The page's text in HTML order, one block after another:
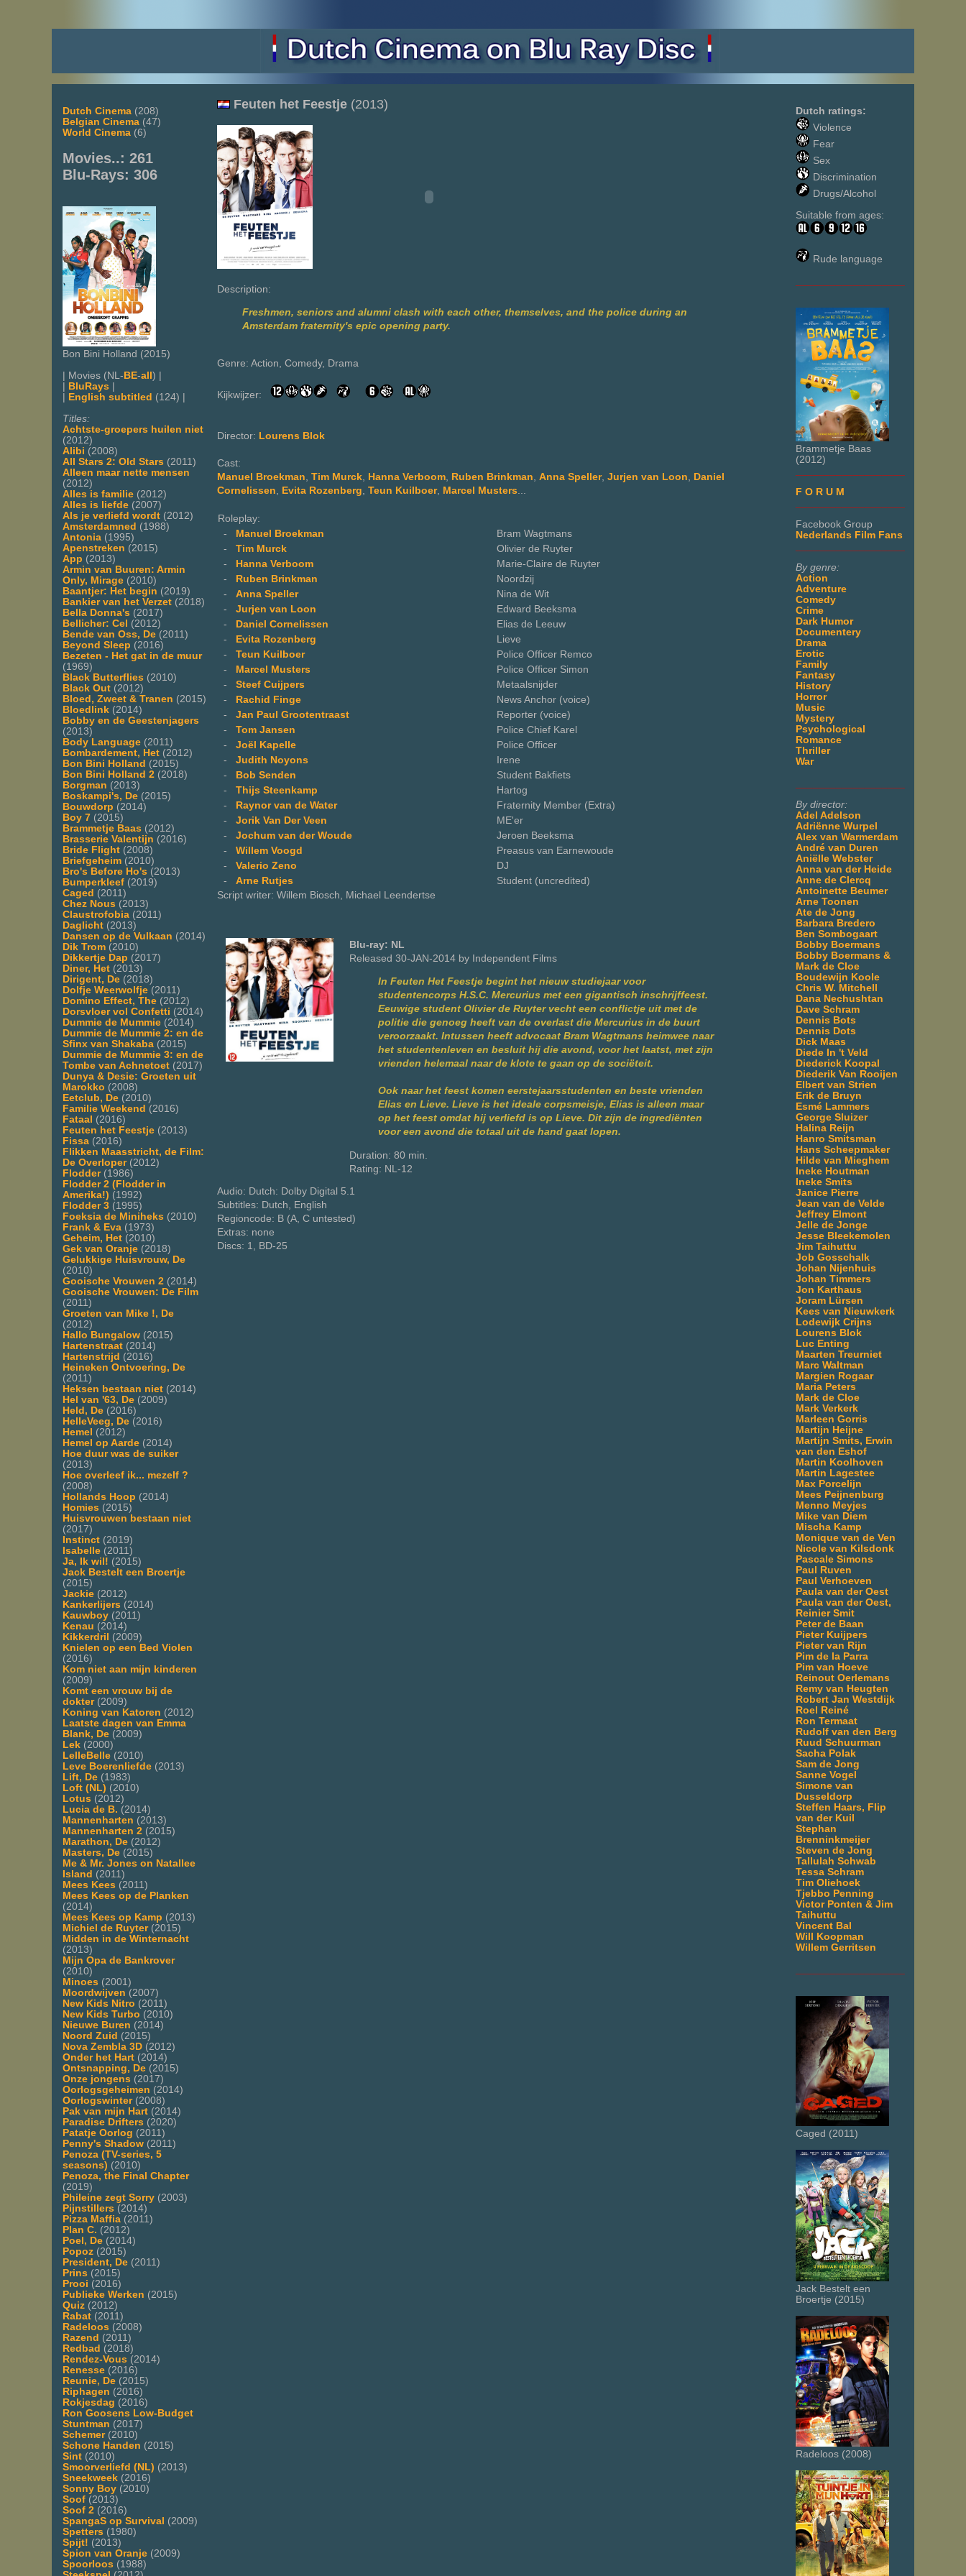
Dutch Cinema (208)
Belgian Cinema (47)
World Cinema (6)
Movies..: 261
Blu-Rays: 306
Bon Bini Holland (2015)
| Movies (NL- BE-all ) |
BluRays
English subtitled (124) |
Titles:
Achtste-groepers huilen niet
(2012)
Alibi (2008)
All Stars 2: Old Stars (2011)
Alleen maar nette mensen
(2012)
Alles is familie (2012)
Alles is liefde (2007)
Als je verliefd wordt (2012)
Amsterdamned (1988)
Antonia (1995)
Apenstreken (2015)
App (2013)
Armin van Buuren: Armin
Only, Mirage (2010)
Baantjer: Het begin (2019)
Bankier van het Verzet (2018)
Bella Donna's (2017)
Bellicher: Cel (2012)
Bende van Oss, De (2011)
Beyond Sleep (2016)
Bezeten - Het gat in de muur
(1969)
Black Butterflies (2010)
Black Out (2012)
Bloed, Zweet & Tranen (2015)
Bloedlink (2014)
Bobby en de Geestenjagers
(2013)
Body Language (2011)
Bombardement, Het (2012)
Bon Bini Holland (2015)
Bon Bini Holland 2 (2018)
Borgman (2013)
Boskampi's, De (2015)
Bouwdorp (2014)
Boy 7 (2015)
Brammetje Baas (2012)
Brasserie Valentijn (2016)
Bride Flight (2008)
Briefgeheim (2010)
Bro's Before Ho's (2013)
Bumperkleef (2019)
Caged (2011)
Chez Nous (2013)
Claustrofobia (2011)
Daglicht (2013)
Dansen op de Vulkaan (2014)
Dik Trom (2010)
Dikkertje Dap (2017)
Diner, Het (2013)
Dirigent, De (2018)
Dolfje Weerwolfje (2011)
Domino Effect, The (2012)
Dorsvloer vol Confetti (2014)
Dummie de Mummie (2014)
Dummie de Mummie 2: en de
Sfinx van Shakaba (2015)
Dummie de Mummie 3: en de
Tombe van Achnetoet (2017)
Dunya & Desie: Groeten uit
Marokko (2008)
Eetclub, De (2010)
Familie Weekend (2016)
Fataal (2016)
Feuten het Feestje (2013)
Fissa (2016)
Flikken Maasstricht, de Film:
De Overloper(2012)
Flodder(1986)
Flodder 2 (Flodder in
Amerika!) (1992)
Flodder 3 (1995)
Foeksia de Miniheks (2010)
Frank & Eva (1973)
Geheim, Het (2010)
Gek van Oranje (2018)
Gelukkige Huisvrouw, De
(2010)
Gooische Vrouwen 2 (2014)
Gooische Vrouwen: De Film
(2011)
Groeten van Mike !, De
(2012)
Hallo Bungalow (2015)
Hartenstraat (2014)
Hartenstrijd (2016)
Heineken Ontvoering, De
(2011)
Heksen bestaan niet (2014)
Hel van '63, De (2009)
Held, De (2016)
HelleVeeg, De (2016)
Hemel (2012)
Hemel op Aarde (2014)
Hoe duur was de suiker
(2013)
Hoe overleef ik... mezelf ?
(2008)
Hollands Hoop (2014)
Homies (2015)
Huisvrouwen bestaan niet
(2017)
Instinct (2019)
Isabelle (2011)
Ja, Ik wil! (2015)
Jack Bestelt een Broertje
(2015)
Jackie (2012)
Kankerlijers (2014)
Kauwboy (2011)
Kenau (2014)
Kikkerdril
(2009)
Knielen op een Bed Violen
(2016)
Kom niet aan mijn kinderen
(2009)
Komt een vrouw bij de
dokter(2009)
Koning van Katoren (2012)
Laatste dagen van Emma
Blank, De (2009)
Lek (2000)
LelleBelle (2010)
Leve Boerenliefde (2013)
Lift, De (1983)
Loft (NL) (2010)
Lotus (2012)
Lucia de B. (2014)
Mannenharten (2013)
Mannenharten 2 (2015)
Marathon, De (2012)
Masters, De (2015)
Me & Mr. Jones on Natallee
Island (2011)
Mees Kees (2011)
Mees Kees op de Planken
(2014)
Mees Kees op Kamp (2013)
Michiel de Ruyter(2015)
Midden in de Winternacht
(2013)
Mijn Opa de Bankrover
(2010)
Minoes (2001)
Moordwijven (2007)
New Kids Nitro (2011)
New Kids Turbo (2010)
Nieuwe Buren (2014)
Noord Zuid (2015)
Nova Zembla 3D (2012)
Onder het Hart (2014)
Ontsnapping, De (2015)
Onze jongens (2017)
Oorlogsgeheimen (2014)
Oorlogswinter(2008)
Pak van mijn Hart (2014)
Paradise Drifters (2020)
Patatje Oorlog (2011)
Penny's Shadow (2011)
Penoza (TV-series, 5
seasons) (2010)
Penoza, the Final Chapter
(2019)
Phileine zegt Sorry (2003)
Pijnstillers (2014)
Pizza Maffia (2011)
Plan C. (2012)
Poel, De (2014)
Popoz (2015)
President, De (2011)
Prins (2015)
Prooi (2016)
Publieke Werken (2015)
Quiz (2012)
Rabat (2011)
Radeloos (2008)
Razend (2011)
Redbad (2018)
Rendez-Vous (2014)
Renesse (2016)
Reunie, De (2015)
Riphagen (2016)
Rokjesdag (2016)
Ron Goosens Low-Budget
Stuntman (2017)
Schemer(2010)
Schone Handen (2015)
Sint (2010)
Smoorverliefd (NL) (2013)
Sneekweek (2016)
Sonny Boy (2010)
Soof (2013)
Soof 2 (2016)
SpangaS op Survival (2009)
Spetters (1980)
Spijt! (2013)
Spion van Oranje (2009)
Spoorloos (1988)
Dutch ratings:
Violence
Fear
Sex
Discrimination
Drugs/Alcohol
Suitable from ages:
Rude language
Brammetje Baas
(2012)
F O R U M
Facebook Group
Nederlands Film Fans
By genre:
Action
Adventure
Comedy
Crime
Dark Humor
Documentery
Drama
Erotic
Family
Fantasy
History
Horror
Music
Mystery
Psychological
Romance
Thriller
War
By director:
Adel Adelson
Adriënne Wurpel
Alex van Warmerdam
André van Duren
Aniëlle Webster
Anna van der Heide
Anne de Clercq
Antoinette Beumer
Arne Toonen
Ate de Jong
Barbara Bredero
Ben Sombogaart
Bobby Boermans
Bobby Boermans &
Mark de Cloe
Boudewijn Koole
Chris W. Mitchell
Dana Nechushtan
Dave Schram
Dennis Bots
Dennis Dots
Dick Maas
Diede In 't Veld
Diederick Koopal
Diederik Van Rooijen
Elbert van Strien
Erik de Bruyn
Esmé Lammers
George Sluizer
Halina Reijn
Hanro Smitsman
Hans Scheepmaker
Hilde van Mieghem
Ineke Houtman
Ineke Smits
Janice Pierre
Jean van de Velde
Jeffrey Elmont
Jelle de Jonge
Jesse Bleekemolen
Jim Taihuttu
Job Gosschalk
Johan Nijenhuis
Johan Timmers
Jon Karthaus
Joram Lürsen
Kees van Nieuwkerk
Lodewijk Crijns
Lourens Blok
Luc Enting
Maarten Treurniet
Marc Waltman
Margien Rogaar
Maria Peters
Mark de Cloe
Mark Verkerk
Marleen Gorris
Martijn Heijne
Martijn Smits, Erwin
van den Eshof
Martin Koolhoven
Martin Lagestee
Max Porcelijn
Mees Peijnenburg
Menno Meyjes
Mike van Diem
Mischa Kamp
Monique van de Ven
Nicole van Kilsdonk
Pascale Simons
Paul Ruven
Paul Verhoeven
Paula van der Oest
Paula van der Oest,
Reinier Smit
Peter de Baan
Pieter Kuijpers
Pieter van Rijn
Pim de la Parra
Pim van Hoeve
Reinout Oerlemans
Remy van Heugten
Robert Jan Westdijk
Roel Reiné
Ron Termaat
Rudolf van den Berg
Ruud Schuurman
Sacha Polak
Sam de Jong
Sanne Vogel
Simone van
Dusseldorp
Steffen Haars, Flip
van der Kuil
Stephan
Brenninkmeijer
Steven de Jong
Tallulah Schwab
Tessa Schram
Tim Oliehoek
Tjebbo Penning
Victor Ponten & Jim
Taihuttu
Vincent Bal
Will Koopman
Willem Gerritsen
Caged (2011)
Jack Bestelt een
Broertje (2015)
Radeloos (2008)
Feuten het Feestje (2013)
Description:
Freshmen, seniors and alumni clash with each other, themselves, and the police during an
Amsterdam fraternity's epic opening party.
Genre: Action, Comedy, Drama
Kijkwijzer:
Director: Lourens Blok
Cast:
Manuel Broekman Tim Murck Hanna Verboom Ruben Brinkman Anna Speller, Jurjen van Loon
Daniel
Cornelissen
Evita Rozenberg Teun Kuilboer, Marcel Musters
Roleplay:
-
Manuel Broekman
Bram Wagtmans
- Tim Murck
Olivier de Ruyter
-
Hanna Verboom
Marie-Claire de Ruyter
-
Ruben Brinkman
Noordzij
- Anna Speller
Nina de Wit
- Jurjen van Loon
Edward Beeksma
-
Daniel Cornelissen
Elias de Leeuw
-
Evita Rozenberg
Lieve
- Teun Kuilboer
Police Officer Remco
-
Marcel Musters
Police Officer Simon
- Steef Cuijpers
Metaalsnijder
-
Rachid Finge
News Anchor (voice)
- Jan Paul Grootentraast
Reporter (voice)
- Tom Jansen
Police Chief Karel
- Joël Kapelle
Police Officer
- Judith Noyons
Irene
-
Bob Senden
Student Bakfiets
- Thijs Steenkamp
Hartog
-
Raynor van de Water
Fraternity Member (Extra)
- Jorik Van Der Veen
ME'er
- Jochum van der Woude
Jeroen Beeksma
- Willem Voogd
Preasus van Earnewoude
- Valerio Zeno
DJ
- Arne Rutjes
Student (uncredited)
Script writer: Willem Biosch, Michael Leendertse
Blu-ray: NL
Released 30-JAN-2014 by Independent Films
In Feuten Het Feestje begint het nieuw studiejaar voor
studentencorps H.S.C. Mercurius met een gigantisch inschrijffeest.
Eeuwige student Olivier de Ruyter vecht een conflictje uit met de
politie die genoeg heeft van de overlast die Mercurius in de buurt
veroorzaakt. Intussen heeft advocaat Bram Wagtmans heimwee naar
het studentenleven en besluit hij die avond, voor het laatst, met zijn
vrienden helemaal naar de klote te gaan op de sociëteit.
Ook naar het feest komen eerstejaarsstudenten en beste vrienden
Elias en Lieve. Lieve is het ideale corpsmeisje, Elias is alleen maar
op het feest omdat hij verliefd is op Lieve. Dit zijn de ingrediënten
voor een avond die totaal uit de hand gaat lopen.
Duration: 80 min.
Rating: NL-12
Audio: Dutch: Dolby Digital 5.1
Subtitles: Dutch, English
Regioncode: B (A, C untested)
Extras: none
Discs: 1, BD-25